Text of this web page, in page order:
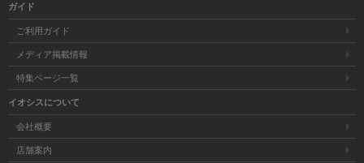
ガイド
ご利用ガイド
メディア掲載情報
特集ページ一覧
イオシスについて
会社概要
店舗案内